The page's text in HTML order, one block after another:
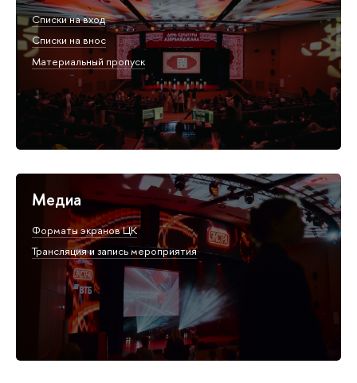
Списки на вход
Списки на внос
Материальный пропуск
Медиа
Форматы экранов ЦК
Трансляция и запись мероприятия